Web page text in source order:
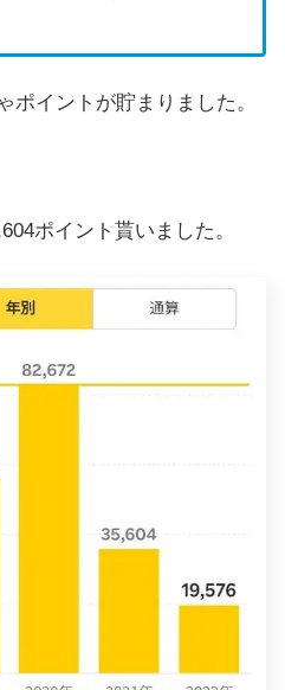
ポイントが貯まりました。
ポイント貰いました。